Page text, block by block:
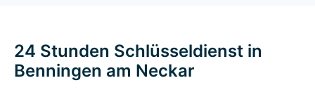
24 Stunden Schlüsseldienst in
Benningen am Neckar